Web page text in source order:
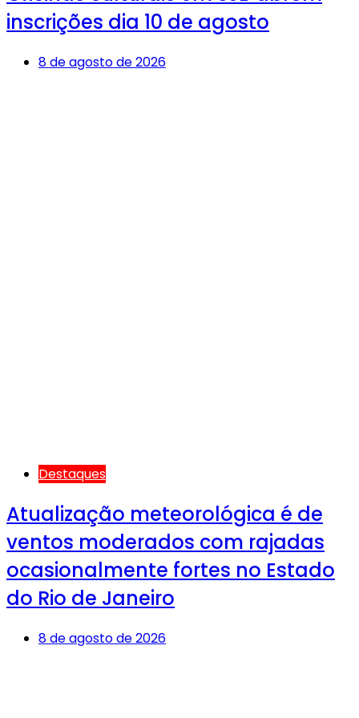
inscrições dia 10 de agosto
8 de agosto de 2026
Destaques
Atualização meteorológica é de
ventos moderados com rajadas
ocasionalmente fortes no Estado
do Rio de Janeiro
8 de agosto de 2026